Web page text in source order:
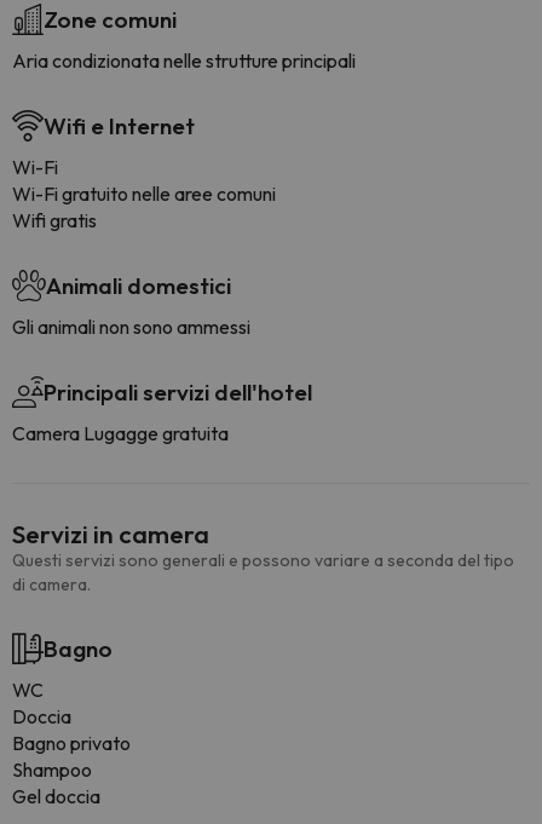
Zone comuni
Aria condizionata nelle strutture principali
Wifi e Internet
Wi-Fi
Wi-Fi gratuito nelle aree comuni
Wifi gratis
Animali domestici
Gli animali non sono ammessi
Principali servizi dell'hotel
Camera Lugagge gratuita
Servizi in camera
Questi servizi sono generali e possono variare a seconda del tipo
di camera.
Bagno
WC
Doccia
Bagno privato
Shampoo
Gel doccia